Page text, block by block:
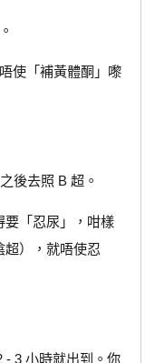
使「補黃體酮」嚟
後去照 B 超。
要「忍尿」，咁樣
超），就唔使忍
3 小時就出到。你